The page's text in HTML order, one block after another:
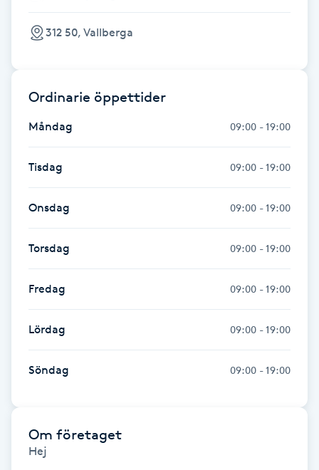
Gravidmassage
Gravidyoga
Gruppträning
Hot Stone Massage
312 50, Vallberga
Ordinarie öppettider
Måndag 09:00 - 19:00
Tisdag 09:00 - 19:00
Onsdag 09:00 - 19:00
Torsdag 09:00 - 19:00
Fredag 09:00 - 19:00
Lördag 09:00 - 19:00
Söndag 09:00 - 19:00
Om företaget
Hej